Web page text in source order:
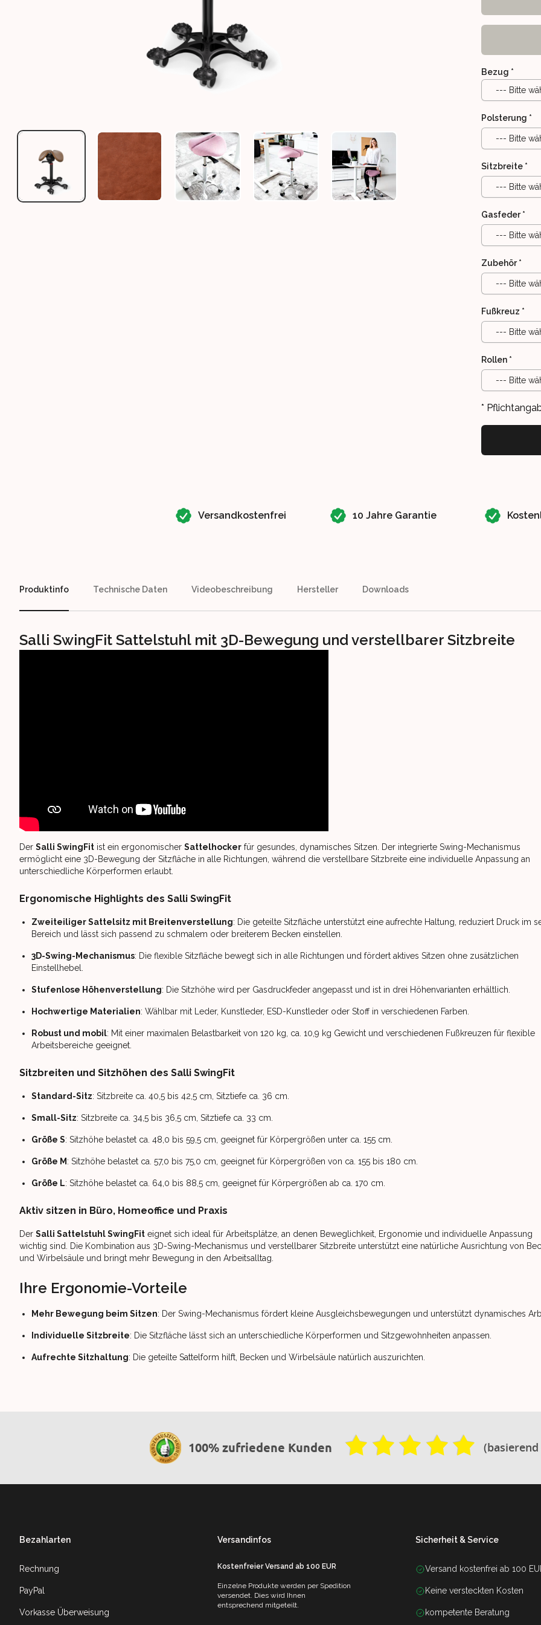
SALLI SWINGFIT - KONFIGURATION (BEZUGSFARBE ZUR VERANSCHAULICHUNG)
BEZUGSSTOFF - KONFIGURATION (BEZUGSFARBE ZUR VERANSCHAULICHUNG)
SALLI SWINGFIT SATTELSTUHL - BEWEGLICHER SWING-SATTELSITZ,
SALLI SWINGFIT SATTELSTUHL - BEWEGLICHER SWING-
SALLI SWINGFIT SATTELSTUHL -
Bezug *
--- Bitte
Polsterung *
--- Bitte
Sitzbreite *
--- Bitte
Gasfeder *
--- Bitte
Zubehör *
--- Bitte
Fußkreuz *
--- Bitte
Rollen *
--- Bitte
*
Versandkostenfrei 10 Jahre Garantie
Produktinfo Technische Daten Videobeschreibung Hersteller Downloads
Salli SwingFit Sattelstuhl mit 3D-Bewegung und verstellbarer Sitzbreite
Der Salli SwingFit ist ein ergonomischer Sattelhocker für gesundes, dynamisches Sitzen. Der integrierte Swing-Mechanismus
ermöglicht eine 3D-Bewegung der Sitzfläche in alle Richtungen, während die verstellbare Sitzbreite eine individuelle Anpassung an
unterschiedliche Körperformen erlaubt.
Ergonomische Highlights des Salli SwingFit
Zweiteiliger Sattelsitz mit Breitenverstellung: Die geteilte Sitzfläche unterstützt eine aufrechte Haltung, reduziert Druck im
Bereich und lässt sich passend zu schmalem oder breiterem Becken einstellen.
3D-Swing-Mechanismus: Die flexible Sitzfläche bewegt sich in alle Richtungen und fördert aktives Sitzen ohne zusätzlichen
Einstellhebel.
Stufenlose Höhenverstellung: Die Sitzhöhe wird per Gasdruckfeder angepasst und ist in drei Höhenvarianten erhältlich.
Hochwertige Materialien: Wählbar mit Leder, Kunstleder, ESD-Kunstleder oder Stoff in verschiedenen Farben.
Robust und mobil: Mit einer maximalen Belastbarkeit von 120 kg, ca. 10,9 kg Gewicht und verschiedenen Fußkreuzen für flexible
Arbeitsbereiche geeignet.
Sitzbreiten und Sitzhöhen des Salli SwingFit
Standard-Sitz: Sitzbreite ca. 40,5 bis 42,5 cm, Sitztiefe ca. 36 cm.
Small-Sitz: Sitzbreite ca. 34,5 bis 36,5 cm, Sitztiefe ca. 33 cm.
Größe S: Sitzhöhe belastet ca. 48,0 bis 59,5 cm, geeignet für Körpergrößen unter ca. 155 cm.
Größe M : Sitzhöhe belastet ca. 57,0 bis 75,0 cm, geeignet für Körpergrößen von ca. 155 bis 180 cm.
Größe L: Sitzhöhe belastet ca. 64,0 bis 88,5 cm, geeignet für Körpergrößen ab ca. 170 cm.
Aktiv sitzen in Büro, Homeoffice und Praxis
Der Salli Sattelstuhl SwingFit eignet sich ideal für Arbeitsplätze, an denen Beweglichkeit, Ergonomie und individuelle Anpassung
wichtig sind. Die Kombination aus 3D-Swing-Mechanismus und verstellbarer Sitzbreite unterstützt eine natürliche Ausrichtung von
und Wirbelsäule und bringt mehr Bewegung in den Arbeitsalltag.
Ihre Ergonomie-Vorteile
Mehr Bewegung beim Sitzen: Der Swing-Mechanismus fördert kleine Ausgleichsbewegungen und unterstützt dynamisches
Individuelle Sitzbreite: Die Sitzfläche lässt sich an unterschiedliche Körperformen und Sitzgewohnheiten anpassen.
Aufrechte Sitzhaltung: Die geteilte Sattelform hilft, Becken und Wirbelsäule natürlich auszurichten.
100% zufriedene Kunden
Bezahlarten
Rechnung
PayPal
Vorkasse Überweisung
Versandinfos
Kostenfreier Versand ab 100 EUR
Einzelne Produkte werden per Spedition
versendet. Dies wird Ihnen
entsprechend mitgeteilt.
Sicherheit & Service
Versand kostenfrei ab 100
Keine versteckten Kosten
kompetente Beratung